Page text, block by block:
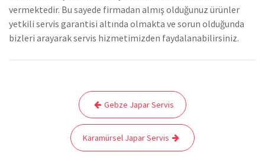
vermektedir. Bu sayede firmadan almış olduğunuz ürünler
yetkili servis garantisi altında olmakta ve sorun olduğunda
bizleri arayarak servis hizmetimizden faydalanabilirsiniz.
Gebze Japar Servis
Karamürsel Japar Servis